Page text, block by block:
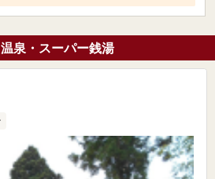
泉・スーパー銭湯